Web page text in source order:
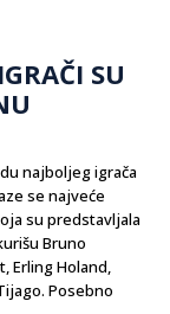
SU
najboljeg igrača
se najveće
su predstavljala
Bruno
Erling Holand,
Posebno